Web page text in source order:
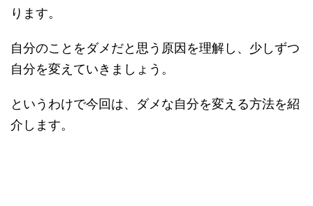
ります。
自分のことをダメだと思う原因を理解し、少しずつ
自分を変えていきましょう。
というわけで今回は、ダメな自分を変える方法を紹
介します。